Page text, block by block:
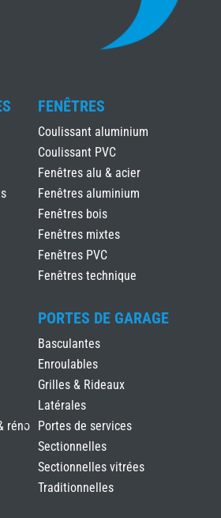
FENÊTRES
Coulissant aluminium
Coulissant PVC
Fenêtres alu & acier
Fenêtres aluminium
Fenêtres bois
Fenêtres mixtes
Fenêtres PVC
Fenêtres technique
réno
PORTES DE GARAGE
Basculantes
Enroulables
Grilles & Rideaux
Latérales
Portes de services
Sectionnelles
Sectionnelles vitrées
Traditionnelles